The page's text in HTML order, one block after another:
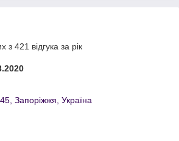
з 421 відгука за рік
Запоріжжя, Україна